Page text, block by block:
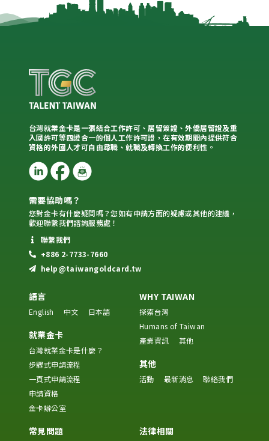
台灣就業金卡是一張結合工作許可、居留簽證、外僑居留證及重
入國許可等四證合一的個人工作許可證，在有效期間內提供符合
資格的外國人才可自由尋職、就職及轉換工作的便利性。
需要協助嗎？
您對金卡有什麼疑問嗎？您如有申請方面的疑慮或其他的建議，
歡迎聯繫我們諮詢服務處！
聯繫我們
+886 2-7733-7660
help@taiwangoldcard.tw
語言
English 中文 日本語
就業金卡
台灣就業金卡是什麼？
步驟式申請流程
一頁式申請流程
申請資格
金卡辦公室
WHY TAIWAN
探索台灣
Humans of Taiwan
產業資訊
其他
其他
活動 最新消息 聯絡我們
常見問題 法律相關